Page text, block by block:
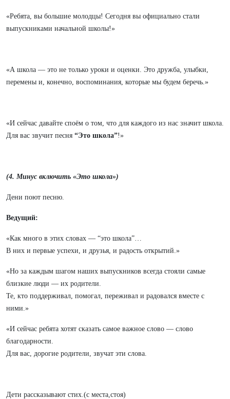
«Ребята, вы большие молодцы! Сегодня вы официально стали
выпускниками начальной школы!»
«А школа — это не только уроки и оценки. Это дружба, улыбки,
перемены и, конечно, воспоминания, которые мы будем беречь.»
«И сейчас давайте споём о том, что для каждого из нас значит школа.
Для вас звучит песня “Это школа”!»
(4. Минус включить «Это школа»)
Дени поют песню.
Ведущий:
«Как много в этих словах — “это школа”…
В них и первые успехи, и друзья, и радость открытий.»
«Но за каждым шагом наших выпускников всегда стояли самые
близкие люди — их родители.
Те, кто поддерживал, помогал, переживал и радовался вместе с
ними.»
«И сейчас ребята хотят сказать самое важное слово — слово
благодарности.
Для вас, дорогие родители, звучат эти слова.
Дети рассказывают стих.(с места,стоя)